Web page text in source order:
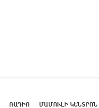
ՌԱԴԻՈ ՄԱՄՈՒԼԻ ԿԵՆՏՐՈՆ